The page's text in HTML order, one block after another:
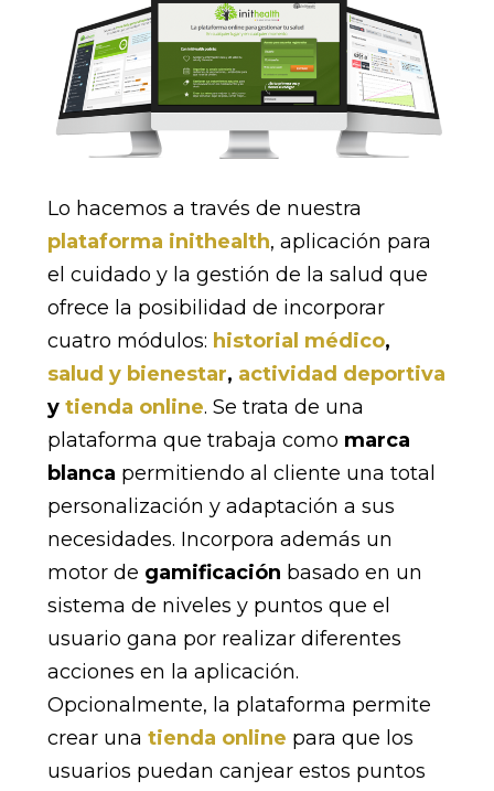
Lo hacemos a través de nuestra
plataforma inithealth, aplicación para
el cuidado y la gestión de la salud que
ofrece la posibilidad de incorporar
cuatro módulos: historial médico,
salud y bienestar, actividad deportiva
y tienda online. Se trata de una
plataforma que trabaja como marca
blanca permitiendo al cliente una total
personalización y adaptación a sus
necesidades. Incorpora además un
motor de gamificación basado en un
sistema de niveles y puntos que el
usuario gana por realizar diferentes
acciones en la aplicación.
Opcionalmente, la plataforma permite
crear una tienda online para que los
usuarios puedan canjear estos puntos